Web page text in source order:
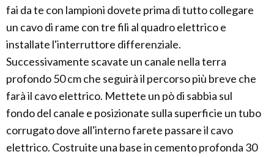
fai da te con lampioni dovete prima di tutto collegare
un cavo di rame con tre fili al quadro elettrico e
installate l'interruttore differenziale.
Successivamente scavate un canale nella terra
profondo 50 cm che seguirà il percorso più breve che
farà il cavo elettrico. Mettete un pò di sabbia sul
fondo del canale e posizionate sulla superficie un tubo
corrugato dove all'interno farete passare il cavo
elettrico. Costruite una base in cemento profonda 30